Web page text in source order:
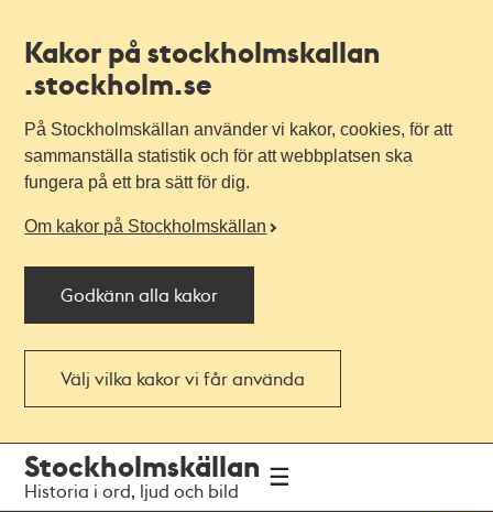
Kakor på stockholmskallan
.stockholm.se
På Stockholmskällan använder vi kakor, cookies, för att
sammanställa statistik och för att webbplatsen ska
fungera på ett bra sätt för dig.
Om kakor på Stockholmskällan
Godkänn alla kakor
Välj vilka kakor vi får använda
navigationen
huvudinnehållet
Stockholmskällan
Historia i ord, ljud och bild